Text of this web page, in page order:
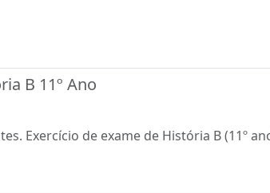
B 11º Ano
Exercício de exame de História B (11º